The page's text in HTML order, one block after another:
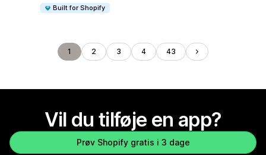
Built for Shopify
1 2 3 4 43
Vil du tilføje en app?
Prøv Shopify gratis i 3 dage